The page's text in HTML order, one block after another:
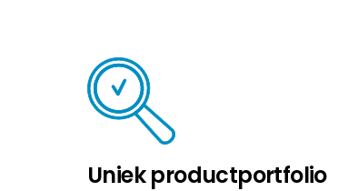
Uniek productportfolio